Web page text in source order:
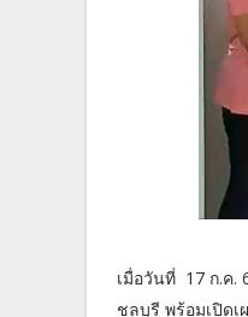
เมื่อวันที่ 17 ก.ค.
ชลบุรี พร้อมเปิด